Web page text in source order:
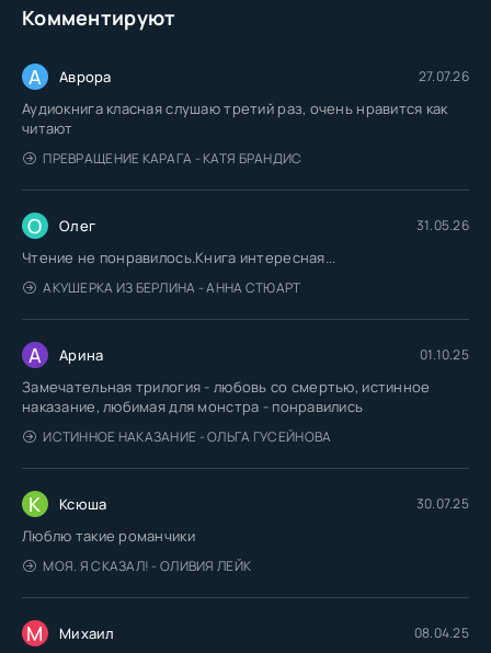
Комментируют
А Аврора 27.07.26
Аудиокнига класная слушаю третий раз, очень нравится как
читают
ПРЕВРАЩЕНИЕ КАРАГА - КАТЯ БРАНДИС
О Олег 31.05.26
Чтение не понравилось.Книга интересная...
АКУШЕРКА ИЗ БЕРЛИНА - АННА СТЮАРТ
А Арина 01.10.25
Замечательная трилогия - любовь со смертью, истинное
наказание, любимая для монстра - понравились
ИСТИННОЕ НАКАЗАНИЕ - ОЛЬГА ГУСЕЙНОВА
К Ксюша 30.07.25
Люблю такие романчики
МОЯ. Я СКАЗАЛ! - ОЛИВИЯ ЛЕЙК
М Михаил 08.04.25